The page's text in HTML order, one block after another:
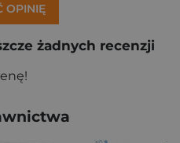
OPINIĘ
żadnych recenzji